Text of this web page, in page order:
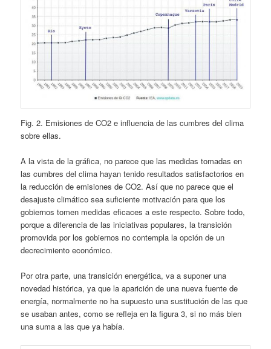
Fig. 2. Emisiones de CO2 e influencia de las cumbres del clima
sobre ellas.
A la vista de la gráfica, no parece que las medidas tomadas en
las cumbres del clima hayan tenido resultados satisfactorios en
la reducción de emisiones de CO2. Así que no parece que el
desajuste climático sea suficiente motivación para que los
gobiernos tomen medidas eficaces a este respecto. Sobre todo,
porque a diferencia de las iniciativas populares, la transición
promovida por los gobiernos no contempla la opción de un
decrecimiento económico.
Por otra parte, una transición energética, va a suponer una
novedad histórica, ya que la aparición de una nueva fuente de
energía, normalmente no ha supuesto una sustitución de las que
se usaban antes, como se refleja en la figura 3, si no más bien
una suma a las que ya había.